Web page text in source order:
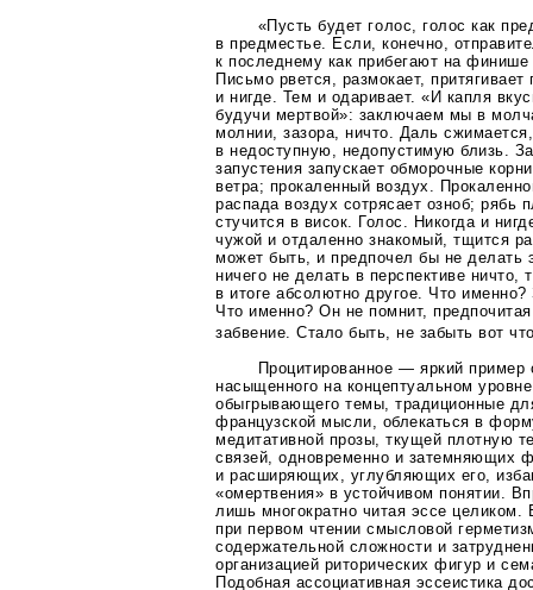
«Пусть будет голос, голос как
в предместье. Если, конечно,
к последнему как прибегают на финише
Письмо рвется, размокает,
и нигде. Тем и одаривает. «И капля
будучи мертвой»: заключаем мы в
молнии, зазора, ничто. Даль
в недоступную, недопустимую близь.
запустения запускает обморочные
ветра; прокаленный воздух.
распада воздух сотрясает озноб; рябь
стучится в висок. Голос. Никогда и
чужой и отдаленно знакомый, тщится
может быть, и предпочел бы не делать
ничего не делать в перспективе ничто,
в итоге абсолютно другое. Что
Что именно? Он не помнит,
забвение. Стало быть, не забыть вот
Процитированное — яркий пример
насыщенного на концептуальном
обыгрывающего темы, традиционные
французской мысли, облекаться в
медитативной прозы, ткущей плотную
связей, одновременно и затемняющих
и расширяющих, углубляющих его,
«омертвения» в устойчивом понятии.
лишь многократно читая эссе
при первом чтении смысловой
содержательной сложности и
организацией риторических фигур и
Подобная ассоциативная эссеистика